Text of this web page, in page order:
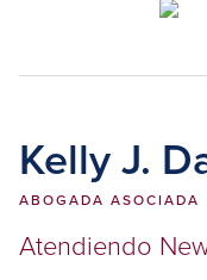
Kelly J.
ABOGADA ASOCIADA
Atendiendo